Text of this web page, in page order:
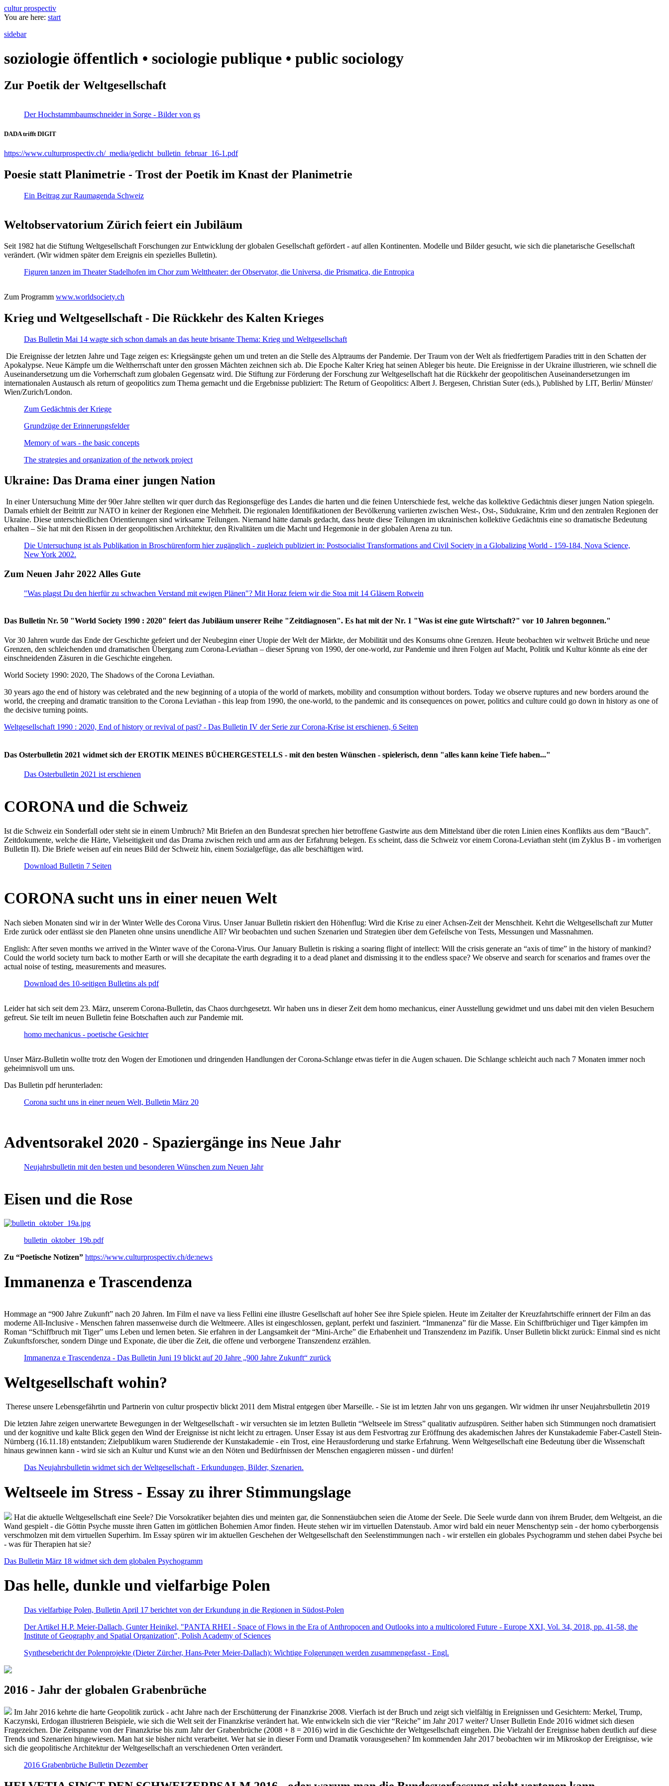
cultur prospectiv
You are here: start
sidebar
soziologie öffentlich • sociologie publique • public sociology
Zur Poetik der Weltgesellschaft
Der Hochstammbaumschneider in Sorge - Bilder von gs
DADA trifft DIGIT
https://www.culturprospectiv.ch/_media/gedicht_bulletin_februar_16-1.pdf
Poesie statt Planimetrie - Trost der Poetik im Knast der Planimetrie
Ein Beitrag zur Raumagenda Schweiz
Weltobservatorium Zürich feiert ein Jubiläum
Seit 1982 hat die Stiftung Weltgesellschaft Forschungen zur Entwicklung der globalen Gesellschaft gefördert - auf allen Kontinenten. Modelle und Bilder gesucht, wie sich die planetarische Gesellschaft
verändert. (Wir widmen später dem Ereignis ein spezielles Bulletin).
Figuren tanzen im Theater Stadelhofen im Chor zum Welttheater: der Observator, die Universa, die Prismatica, die Entropica
Zum Programm www.worldsociety.ch
Krieg und Weltgesellschaft - Die Rückkehr des Kalten Krieges
Das Bulletin Mai 14 wagte sich schon damals an das heute brisante Thema: Krieg und Weltgesellschaft
Die Ereignisse der letzten Jahre und Tage zeigen es: Kriegsängste gehen um und treten an die Stelle des Alptraums der Pandemie. Der Traum von der Welt als friedfertigem Paradies tritt in den Schatten der
Apokalypse. Neue Kämpfe um die Weltherrschaft unter den grossen Mächten zeichnen sich ab. Die Epoche Kalter Krieg hat seinen Ableger bis heute. Die Ereignisse in der Ukraine illustrieren, wie schnell die
Auseinandersetzung um die Vorherrschaft zum globalen Gegensatz wird. Die Stiftung zur Förderung der Forschung zur Weltgesellschaft hat die Rückkehr der geopolitischen Auseinandersetzungen im
internationalen Austausch als return of geopolitics zum Thema gemacht und die Ergebnisse publiziert: The Return of Geopolitics: Albert J. Bergesen, Christian Suter (eds.), Published by LIT, Berlin/ Münster/
Wien/Zurich/London.
Zum Gedächtnis der Kriege
Grundzüge der Erinnerungsfelder
Memory of wars - the basic concepts
The strategies and organization of the network project
Ukraine: Das Drama einer jungen Nation
In einer Untersuchung Mitte der 90er Jahre stellten wir quer durch das Regionsgefüge des Landes die harten und die feinen Unterschiede fest, welche das kollektive Gedächtnis dieser jungen Nation spiegeln.
Damals erhielt der Beitritt zur NATO in keiner der Regionen eine Mehrheit. Die regionalen Identifikationen der Bevölkerung variierten zwischen West-, Ost-, Südukraine, Krim und den zentralen Regionen der
Ukraine. Diese unterschiedlichen Orientierungen sind wirksame Teilungen. Niemand hätte damals gedacht, dass heute diese Teilungen im ukrainischen kollektive Gedächtnis eine so dramatische Bedeutung
erhalten – Sie hat mit den Rissen in der geopolitischen Architektur, den Rivalitäten um die Macht und Hegemonie in der globalen Arena zu tun.
Die Untersuchung ist als Publikation in Broschürenform hier zugänglich - zugleich publiziert in: Postsocialist Transformations and Civil Society in a Globalizing World - 159-184, Nova Science,
New York 2002.
Zum Neuen Jahr 2022 Alles Gute
"Was plagst Du den hierfür zu schwachen Verstand mit ewigen Plänen"? Mit Horaz feiern wir die Stoa mit 14 Gläsern Rotwein
Das Bulletin Nr. 50 "World Society 1990 : 2020" feiert das Jubiläum unserer Reihe "Zeitdiagnosen". Es hat mit der Nr. 1 "Was ist eine gute Wirtschaft?" vor 10 Jahren begonnen."
Vor 30 Jahren wurde das Ende der Geschichte gefeiert und der Neubeginn einer Utopie der Welt der Märkte, der Mobilität und des Konsums ohne Grenzen. Heute beobachten wir weltweit Brüche und neue
Grenzen, den schleichenden und dramatischen Übergang zum Corona-Leviathan – dieser Sprung von 1990, der one-world, zur Pandemie und ihren Folgen auf Macht, Politik und Kultur könnte als eine der
einschneidenden Zäsuren in die Geschichte eingehen.
World Society 1990: 2020, The Shadows of the Corona Leviathan.
30 years ago the end of history was celebrated and the new beginning of a utopia of the world of markets, mobility and consumption without borders. Today we observe ruptures and new borders around the
world, the creeping and dramatic transition to the Corona Leviathan - this leap from 1990, the one-world, to the pandemic and its consequences on power, politics and culture could go down in history as one of
the decisive turning points.
Weltgesellschaft 1990 : 2020, End of history or revival of past? - Das Bulletin IV der Serie zur Corona-Krise ist erschienen, 6 Seiten
Das Osterbulletin 2021 widmet sich der EROTIK MEINES BÜCHERGESTELLS - mit den besten Wünschen - spielerisch, denn "alles kann keine Tiefe haben..."
Das Osterbulletin 2021 ist erschienen
CORONA und die Schweiz
Ist die Schweiz ein Sonderfall oder steht sie in einem Umbruch? Mit Briefen an den Bundesrat sprechen hier betroffene Gastwirte aus dem Mittelstand über die roten Linien eines Konflikts aus dem “Bauch”.
Zeitdokumente, welche die Härte, Vielseitigkeit und das Drama zwischen reich und arm aus der Erfahrung belegen. Es scheint, dass die Schweiz vor einem Corona-Leviathan steht (im Zyklus B - im vorherigen
Bulletin II). Die Briefe weisen auf ein neues Bild der Schweiz hin, einem Sozialgefüge, das alle beschäftigen wird.
Download Bulletin 7 Seiten
CORONA sucht uns in einer neuen Welt
Nach sieben Monaten sind wir in der Winter Welle des Corona Virus. Unser Januar Bulletin riskiert den Höhenflug: Wird die Krise zu einer Achsen-Zeit der Menschheit. Kehrt die Weltgesellschaft zur Mutter
Erde zurück oder entlässt sie den Planeten ohne unsins unendliche All? Wir beobachten und suchen Szenarien und Strategien über dem Gefeilsche von Tests, Messungen und Massnahmen.
English: After seven months we arrived in the Winter wave of the Corona-Virus. Our January Bulletin is risking a soaring flight of intellect: Will the crisis generate an “axis of time” in the history of mankind?
Could the world society turn back to mother Earth or will she decapitate the earth degrading it to a dead planet and dismissing it to the endless space? We observe and search for scenarios and frames over the
actual noise of testing, measurements and measures.
Download des 10-seitigen Bulletins als pdf
Leider hat sich seit dem 23. März, unserem Corona-Bulletin, das Chaos durchgesetzt. Wir haben uns in dieser Zeit dem homo mechanicus, einer Ausstellung gewidmet und uns dabei mit den vielen Besuchern
gefreut. Sie teilt im neuen Bulletin feine Botschaften auch zur Pandemie mit.
homo mechanicus - poetische Gesichter
Unser März-Bulletin wollte trotz den Wogen der Emotionen und dringenden Handlungen der Corona-Schlange etwas tiefer in die Augen schauen. Die Schlange schleicht auch nach 7 Monaten immer noch
geheimnisvoll um uns.
Das Bulletin pdf herunterladen:
Corona sucht uns in einer neuen Welt, Bulletin März 20
Adventsorakel 2020 - Spaziergänge ins Neue Jahr
Neujahrsbulletin mit den besten und besonderen Wünschen zum Neuen Jahr
Eisen und die Rose
bulletin_oktober_19b.pdf
Zu “Poetische Notizen” https://www.culturprospectiv.ch/de:news
Immanenza e Trascendenza
Hommage an “900 Jahre Zukunft” nach 20 Jahren. Im Film el nave va liess Fellini eine illustre Gesellschaft auf hoher See ihre Spiele spielen. Heute im Zeitalter der Kreuzfahrtschiffe erinnert der Film an das
moderne All-Inclusive - Menschen fahren massenweise durch die Weltmeere. Alles ist eingeschlossen, geplant, perfekt und fasziniert. “Immanenza” für die Masse. Ein Schiffbrüchiger und Tiger kämpfen im
Roman “Schiffbruch mit Tiger” ums Leben und lernen beten. Sie erfahren in der Langsamkeit der “Mini-Arche” die Erhabenheit und Transzendenz im Pazifik. Unser Bulletin blickt zurück: Einmal sind es nicht
Zukunftsforscher, sondern Dinge und Exponate, die über die Zeit, die offene und verborgene Transzendenz erzählen.
Immanenza e Trascendenza - Das Bulletin Juni 19 blickt auf 20 Jahre „900 Jahre Zukunft“ zurück
Weltgesellschaft wohin?
Therese unsere Lebensgefährtin und Partnerin von cultur prospectiv blickt 2011 dem Mistral entgegen über Marseille. - Sie ist im letzten Jahr von uns gegangen. Wir widmen ihr unser Neujahrsbulletin 2019
Die letzten Jahre zeigen unerwartete Bewegungen in der Weltgesellschaft - wir versuchten sie im letzten Bulletin “Weltseele im Stress” qualitativ aufzuspüren. Seither haben sich Stimmungen noch dramatisiert
und der kognitive und kalte Blick gegen den Wind der Ereignisse ist nicht leicht zu ertragen. Unser Essay ist aus dem Festvortrag zur Eröffnung des akademischen Jahres der Kunstakademie Faber-Castell Stein-
Nürnberg (16.11.18) entstanden; Zielpublikum waren Studierende der Kunstakademie - ein Trost, eine Herausforderung und starke Erfahrung. Wenn Weltgesellschaft eine Bedeutung über die Wissenschaft
hinaus gewinnen kann - wird sie sich an Kultur und Kunst wie an den Nöten und Bedürfnissen der Menschen engagieren müssen - und dürfen!
Das Neujahrsbulletin widmet sich der Weltgesellschaft - Erkundungen, Bilder, Szenarien.
Weltseele im Stress - Essay zu ihrer Stimmungslage
Hat die aktuelle Weltgesellschaft eine Seele? Die Vorsokratiker bejahten dies und meinten gar, die Sonnenstäubchen seien die Atome der Seele. Die Seele wurde dann von ihrem Bruder, dem Weltgeist, an die
Wand gespielt - die Göttin Psyche musste ihren Gatten im göttlichen Bohemien Amor finden. Heute stehen wir im virtuellen Datenstaub. Amor wird bald ein neuer Menschentyp sein - der homo cyberborgensis
verschmolzen mit dem virtuellen Superhirn. Im Essay spüren wir im aktuellen Geschehen der Weltgesellschaft den Seelenstimmungen nach - wir erstellen ein globales Psychogramm und stehen dabei Psyche bei
- was für Therapien hat sie?
Das Bulletin März 18 widmet sich dem globalen Psychogramm
Das helle, dunkle und vielfarbige Polen
Das vielfarbige Polen, Bulletin April 17 berichtet von der Erkundung in die Regionen in Südost-Polen
Der Artikel H.P. Meier-Dallach, Gunter Heinikel, "PANTA RHEI - Space of Flows in the Era of Anthropocen and Outlooks into a multicolored Future - Europe XXI, Vol. 34, 2018, pp. 41-58, the
Institute of Geography and Spatial Organization", Polish Academy of Sciences
Synthesebericht der Polenprojekte (Dieter Zürcher, Hans-Peter Meier-Dallach): Wichtige Folgerungen werden zusammengefasst - Engl.
2016 - Jahr der globalen Grabenbrüche
Im Jahr 2016 kehrte die harte Geopolitik zurück - acht Jahre nach der Erschütterung der Finanzkrise 2008. Vierfach ist der Bruch und zeigt sich vielfältig in Ereignissen und Gesichtern: Merkel, Trump,
Kaczynski, Erdogan illustrieren Beispiele, wie sich die Welt seit der Finanzkrise verändert hat. Wie entwickeln sich die vier “Reiche” im Jahr 2017 weiter? Unser Bulletin Ende 2016 widmet sich diesen
Fragezeichen. Die Zeitspanne von der Finanzkrise bis zum Jahr der Grabenbrüche (2008 + 8 = 2016) wird in die Geschichte der Weltgesellschaft eingehen. Die Vielzahl der Ereignisse haben deutlich auf diese
Trends und Szenarien hingewiesen. Man hat sie bisher nicht verarbeitet. Wer hat sie in dieser Form und Dramatik vorausgesehen? Im kommenden Jahr 2017 beobachten wir im Mikroskop der Ereignisse, wie
sich die geopolitische Architektur der Weltgesellschaft an verschiedenen Orten verändert.
2016 Grabenbrüche Bulletin Dezember